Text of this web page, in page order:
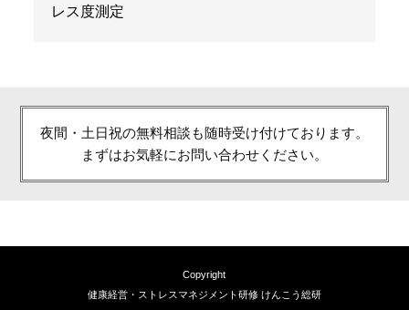
レス度測定
夜間・土日祝の無料相談も随時受け付けております。
まずはお気軽にお問い合わせください。
Copyright
健康経営・ストレスマネジメント研修 けんこう総研